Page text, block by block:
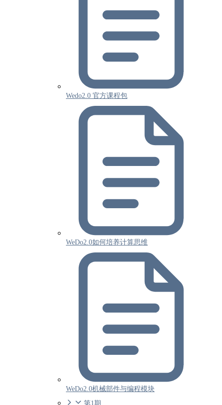
Wedo2.0 官方课程包
WeDo2.0如何培养计算思维
WeDo2.0机械部件与编程模块
第1期